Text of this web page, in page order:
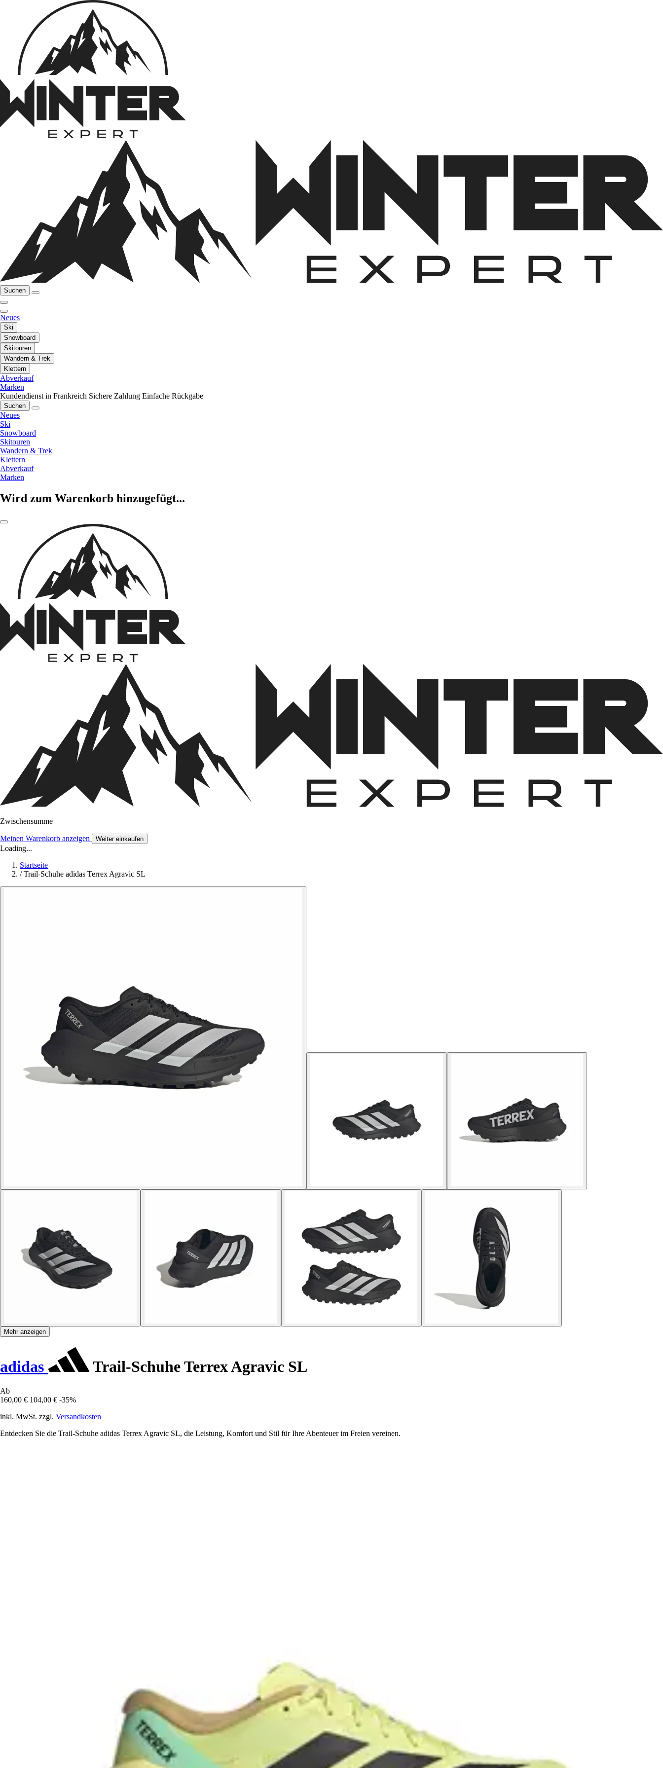
Suchen
Neues
Ski
Snowboard
Skitouren
Wandern & Trek
Klettern
Abverkauf
Marken
Kundendienst in Frankreich Sichere Zahlung Einfache Rückgabe
Suchen
Neues
Ski
Snowboard
Skitouren
Wandern & Trek
Klettern
Abverkauf
Marken
Wird zum Warenkorb hinzugefügt...
Zwischensumme
Meinen Warenkorb anzeigen Weiter einkaufen
Loading...
Startseite
/ Trail-Schuhe adidas Terrex Agravic SL
Mehr anzeigen
adidas Trail-Schuhe Terrex Agravic SL
Ab
160,00 € 104,00 € -35%
inkl. MwSt. zzgl. Versandkosten
Entdecken Sie die Trail-Schuhe adidas Terrex Agravic SL, die Leistung, Komfort und Stil für Ihre Abenteuer im Freien vereinen.